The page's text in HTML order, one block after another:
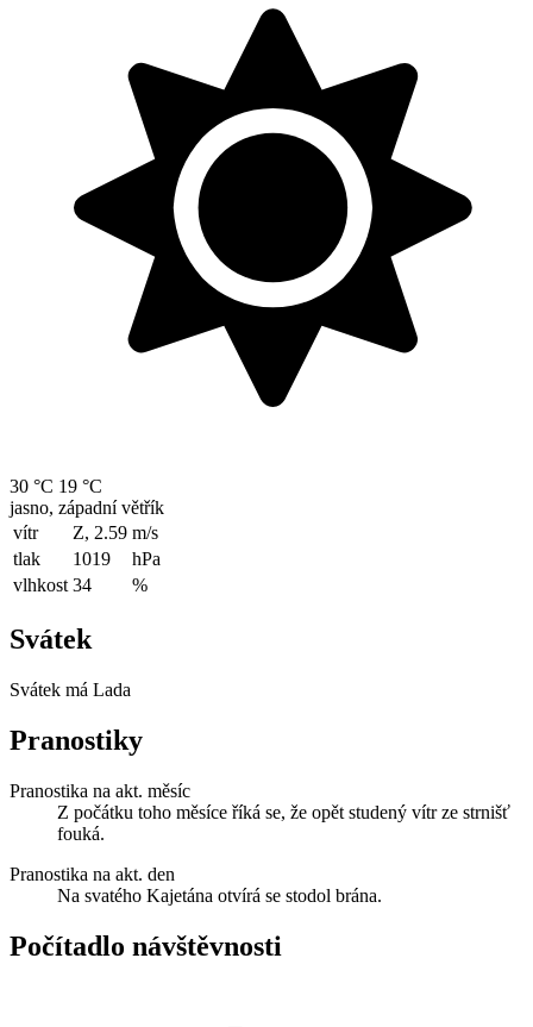
30 °C 19 °C
jasno, západní větřík
vítr
Z, 2.59 m/s
tlak
1019
hPa
vlhkost 34 %
Svátek
Svátek má Lada
Pranostiky
Pranostika na akt. měsíc
Z počátku toho měsíce říká se, že opět studený vítr ze strnišť
fouká.
Pranostika na akt. den
Na svatého Kajetána otvírá se stodol brána.
Počítadlo návštěvnosti